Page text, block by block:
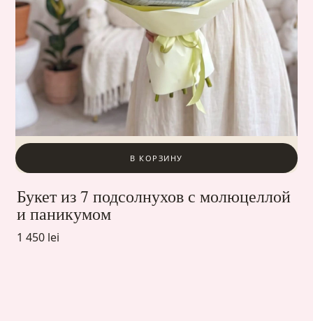
В КОРЗИНУ
Букет из 7 подсолнухов с молюцеллой
и паникумом
1 450 lei